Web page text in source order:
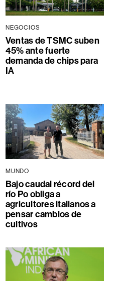
NEGOCIOS
Ventas de TSMC suben
45% ante fuerte
demanda de chips para
IA
MUNDO
Bajo caudal récord del
río Po obliga a
agricultores italianos a
pensar cambios de
cultivos